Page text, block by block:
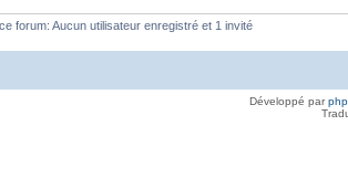
forum: Aucun utilisateur enregistré et 1 invité
Développé par